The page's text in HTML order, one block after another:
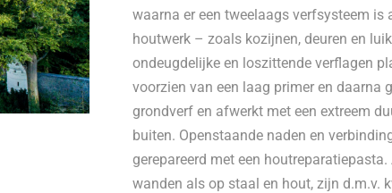
waarna er een tweelaags verfsysteem is
houtwerk – zoals kozijnen, deuren en
ondeugdelijke en loszittende verflagen
voorzien van een laag primer en daarna
grondverf en afwerkt met een extreem
buiten. Openstaande naden en
gerepareerd met een
wanden als op staal en hout, zijn d.m.v.